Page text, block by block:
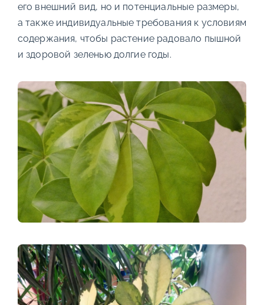
его внешний вид, но и потенциальные размеры,
а также индивидуальные требования к условиям
содержания, чтобы растение радовало пышной
и здоровой зеленью долгие годы.